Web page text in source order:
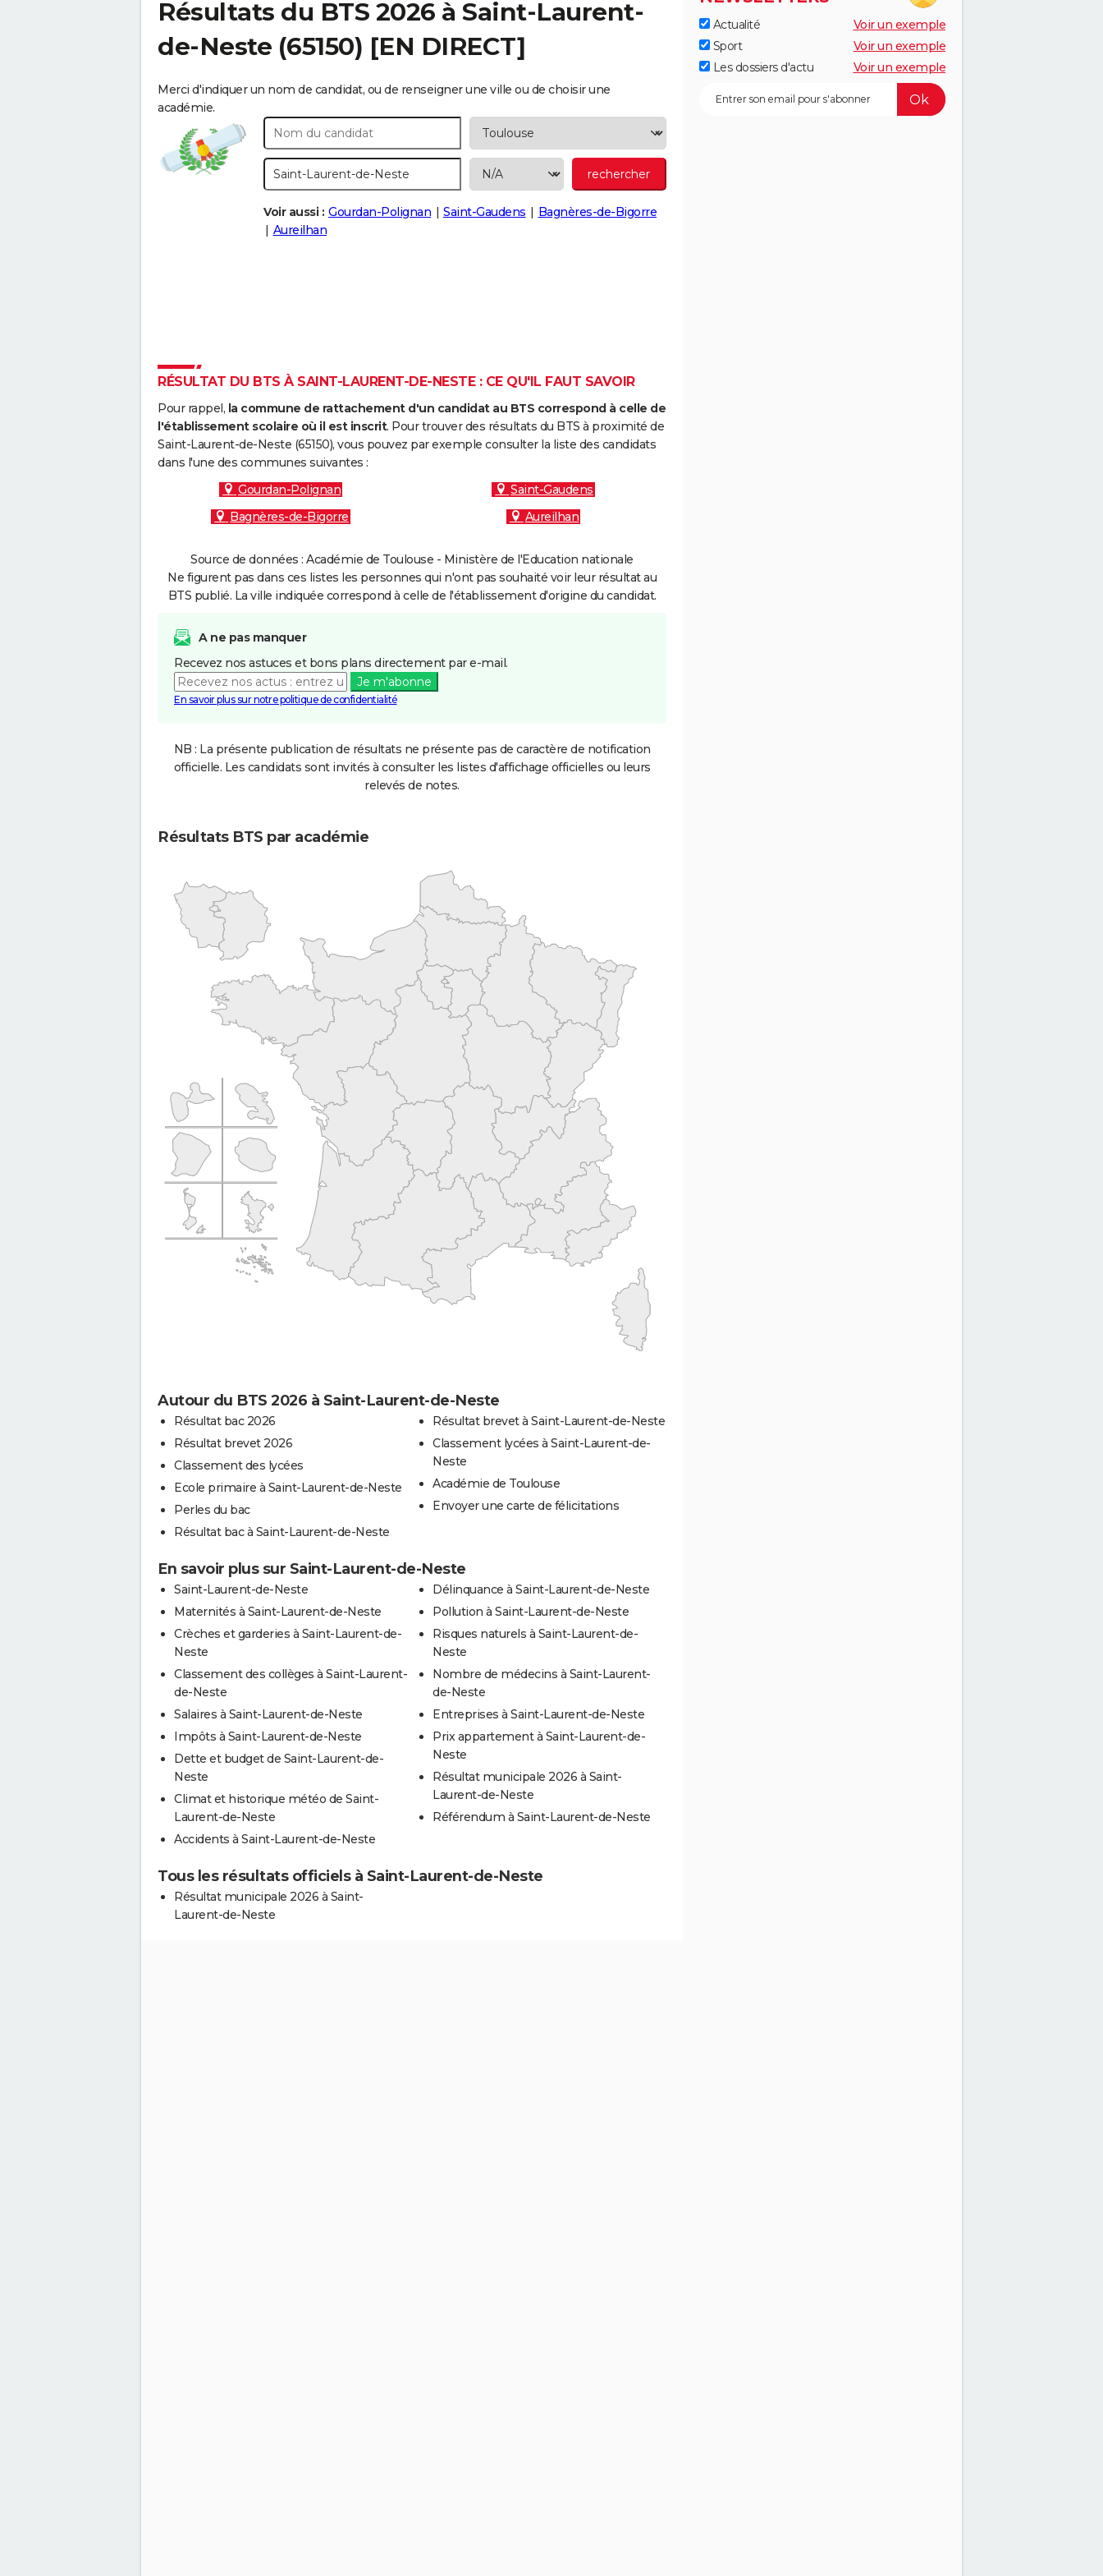
Résultats du BTS 2026 à Saint-Laurent-
de-Neste (65150) [EN DIRECT]
Merci d'indiquer un nom de candidat, ou de renseigner une ville ou de choisir une
académie.
Voir aussi : Gourdan-Polignan Saint-Gaudens
Bagnères-de-Bigorre
Aureilhan
RÉSULTAT DU BTS À SAINT-LAURENT-DE-NESTE : CE QU'IL FAUT SAVOIR
Pour rappel, la commune de rattachement d'un candidat au BTS correspond à celle de
l'établissement scolaire où il est inscrit. Pour trouver des résultats du BTS à proximité de
Saint-Laurent-de-Neste (65150), vous pouvez par exemple consulter la liste des candidats
dans l'une des communes suivantes :
Gourdan-Polignan
Saint-Gaudens
Bagnères-de-Bigorre
Aureilhan
Source de données : Académie de Toulouse - Ministère de l'Education nationale
Ne figurent pas dans ces listes les personnes qui n'ont pas souhaité voir leur résultat au
BTS publié. La ville indiquée correspond à celle de l'établissement d'origine du candidat.
A ne pas manquer
Recevez nos astuces et bons plans directement par e-mail.
Je m'abonne
En savoir plus sur notre politique de confidentialité
NB : La présente publication de résultats ne présente pas de caractère de notification
officielle. Les candidats sont invités à consulter les listes d'affichage officielles ou leurs
relevés de notes.
Résultats BTS par académie
Autour du BTS 2026 à Saint-Laurent-de-Neste
Résultat bac 2026
Résultat brevet 2026
Classement des lycées
Ecole primaire à Saint-Laurent-de-Neste
Perles du bac
Résultat bac à Saint-Laurent-de-Neste
Résultat brevet à Saint-Laurent-de-Neste
Classement lycées à Saint-Laurent-de-
Neste
Académie de Toulouse
Envoyer une carte de félicitations
En savoir plus sur Saint-Laurent-de-Neste
Saint-Laurent-de-Neste
Maternités à Saint-Laurent-de-Neste
Crèches et garderies à Saint-Laurent-de-
Neste
Classement des collèges à Saint-Laurent-
de-Neste
Salaires à Saint-Laurent-de-Neste
Impôts à Saint-Laurent-de-Neste
Dette et budget de Saint-Laurent-de-
Neste
Climat et historique météo de Saint-
Laurent-de-Neste
Accidents à Saint-Laurent-de-Neste
Délinquance à Saint-Laurent-de-Neste
Pollution à Saint-Laurent-de-Neste
Risques naturels à Saint-Laurent-de-
Neste
Nombre de médecins à Saint-Laurent-
de-Neste
Entreprises à Saint-Laurent-de-Neste
Prix appartement à Saint-Laurent-de-
Neste
Résultat municipale 2026 à Saint-
Laurent-de-Neste
Référendum à Saint-Laurent-de-Neste
Tous les résultats officiels à Saint-Laurent-de-Neste
Résultat municipale 2026 à Saint-
Laurent-de-Neste
Actualité
Voir un exemple
Sport
Voir un exemple
Les dossiers d'actu
Voir un exemple